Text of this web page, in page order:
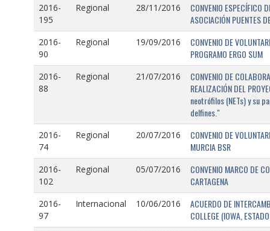
2016-
195
Regional 28/11/2016
CONVENIO ESPECÍFICO
ASOCIACIÓN PUENTES
2016-
90
Regional 19/09/2016
CONVENIO DE
PROGRAMO ERGO SUM
2016-
88
Regional 21/07/2016
CONVENIO DE
REALIZACIÓN DEL
neotrófilos (NETs) y su
delfines."
2016-
74
Regional 20/07/2016
CONVENIO DE
MURCIA BSR
2016-
102
Regional 05/07/2016
CONVENIO MARCO DE
CARTAGENA
2016-
97
Internacional 10/06/2016
ACUERDO DE
COLLEGE (IOWA,